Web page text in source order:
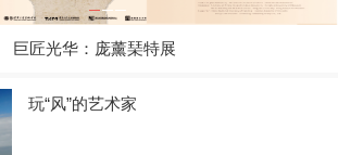
巨匠光华：庞薰琹特展
玩“风”的艺术家